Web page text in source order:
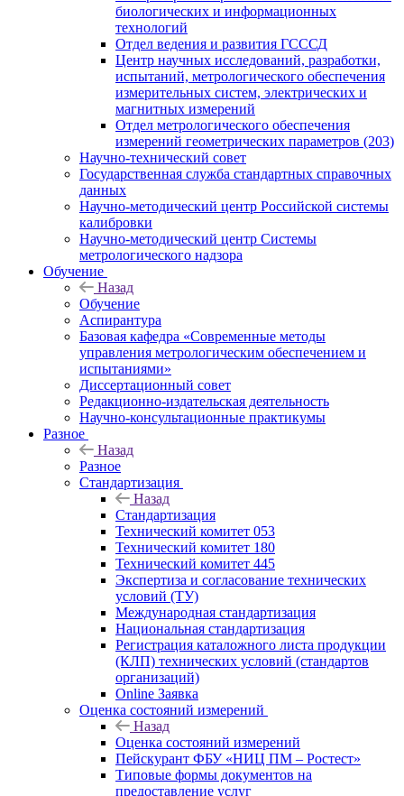
биологических и информационных
технологий
Отдел ведения и развития ГСССД
Центр научных исследований, разработки,
испытаний, метрологического обеспечения
измерительных систем, электрических и
магнитных измерений
Отдел метрологического обеспечения
измерений геометрических параметров (203)
Научно-технический совет
Государственная служба стандартных справочных
данных
Научно-методический центр Российской системы
калибровки
Научно-методический центр Системы
метрологического надзора
Обучение
Назад
Обучение
Аспирантура
Базовая кафедра «Современные методы
управления метрологическим обеспечением и
испытаниями»
Диссертационный совет
Редакционно-издательская деятельность
Научно-консультационные практикумы
Разное
Назад
Разное
Стандартизация
Назад
Стандартизация
Технический комитет 053
Технический комитет 180
Технический комитет 445
Экспертиза и согласование технических
условий (ТУ)
Международная стандартизация
Национальная стандартизация
Регистрация каталожного листа продукции
(КЛП) технических условий (стандартов
организаций)
Online Заявка
Оценка состояний измерений
Назад
Оценка состояний измерений
Пейскурант ФБУ «НИЦ ПМ – Ростест»
Типовые формы документов на
предоставление услуг